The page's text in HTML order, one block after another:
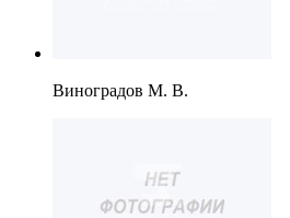
Виноградов М. В.